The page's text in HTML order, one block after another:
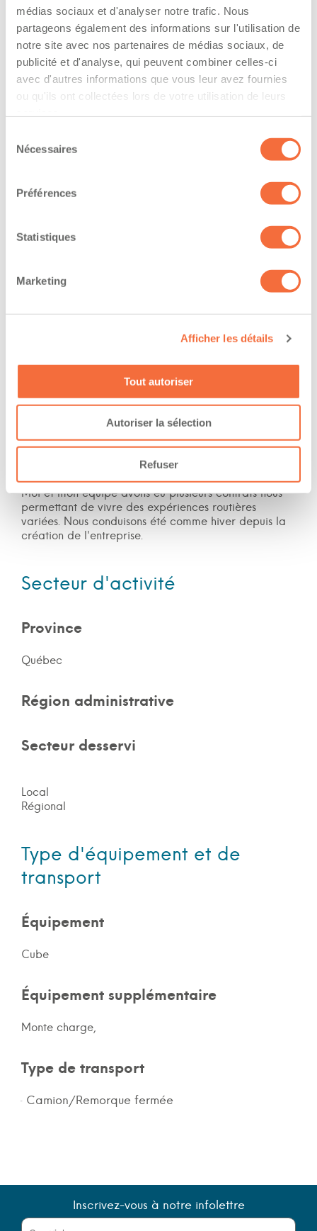
médias sociaux et d'analyser notre trafic. Nous
partageons également des informations sur l'utilisation de
notre site avec nos partenaires de médias sociaux, de
publicité et d'analyse, qui peuvent combiner celles-ci
avec d'autres informations que vous leur avez fournies
ou qu'ils ont collectées lors de votre utilisation de leurs
Nécessaires
Préférences
Statistiques
Marketing
Afficher les détails
Tout autoriser
Autoriser la sélection
Refuser
quebec
Has a vehicle registered in the following
province:
quebec
Diplômes et certifications
The owner-operator has the ability to
Jour
Nuit
Description de l’expérience professionnelle :
Moi et mon équipe avons eu plusieurs contrats nous
permettant de vivre des expériences routières
variées. Nous conduisons été comme hiver depuis la
création de l'entreprise.
Secteur d'activité
Province
Québec
Région administrative
Secteur desservi
Local
Régional
Type d'équipement et de
transport
Équipement
Cube
Équipement supplémentaire
Monte charge,
Type de transport
Camion/Remorque fermée
Inscrivez-vous à notre infolettre